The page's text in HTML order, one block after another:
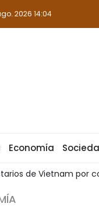
2026 14:04
Economía
más de mil millones